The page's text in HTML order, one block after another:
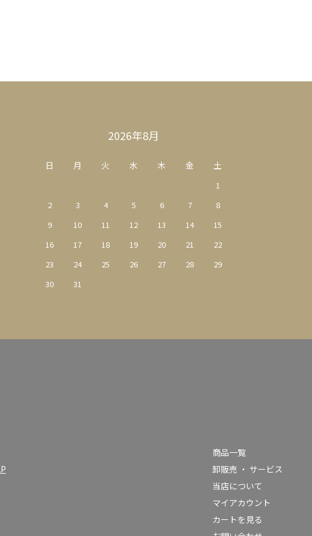
2026年8月
日 月 火 水 木 金 土
1
2
3 4 5 6 7
8
9
10 11 12 13 14
15
16
17 18 19 20 21
22
23
24 25 26 27 28
29
30
31
商品一覧
卸販売 ・ サービス
当店について
マイアカウント
カートを見る